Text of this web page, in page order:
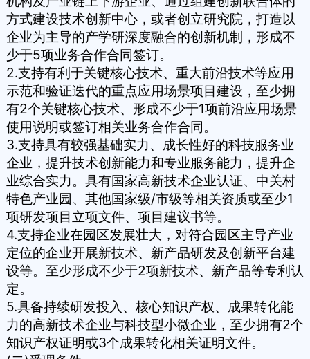
方式建设技术创新中心，或者创立研究院，打造以
企业为主导的产学研深度融合的创新机制，形成不
少于5项业务合作合同签订。
2.支持有利于关键核心技术、重大前沿技术等应用
示范和验证迭代的重点应用场景项目建设，至少拥
有2个关键核心技术、形成不少于1项前沿应用场景
使用说明或签订相关业务合作合同。
3.支持具有较强基础实力、成长性好的科技服务业
企业，提升技术创新能力和专业服务能力，提升企
业综合实力。具有国家高新技术企业认证、中关村
特色产业园、其他国家级/市级等相关资质或至少1
项研发项目立项文件、项目建议书等。
4.支持企业在园区发展壮大，对符合园区主导产业
定位的企业开展新技术、新产品研发及创新平台建
设等。至少形成不少于2项新技术、新产品等专利认
定。
5.具备持续研发投入、核心知识产权、成果转化能
力的高新技术企业与科技型小微企业，至少拥有2个
知识产权证明或3个成果转化相关证明文件。